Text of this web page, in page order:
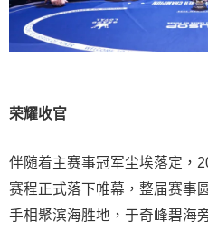
荣耀收官
伴随着主赛事冠军尘埃落定，
赛程正式落下帷幕，整届赛事
手相聚滨海胜地，于奇峰碧海